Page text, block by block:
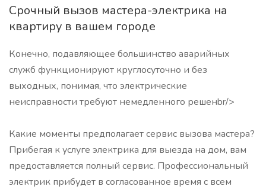
Срочный вызов мастера-электрика на
квартиру в вашем городе
Конечно, подавляющее большинство аварийных
служб функционируют круглосуточно и без
выходных, понимая, что электрические
неисправности требуют немедленного решенbr/>
Какие моменты предполагает сервис вызова мастера?
Прибегая к услуге электрика для выезда на дом, вам
предоставляется полный сервис. Профессиональный
электрик прибудет в согласованное время с всем